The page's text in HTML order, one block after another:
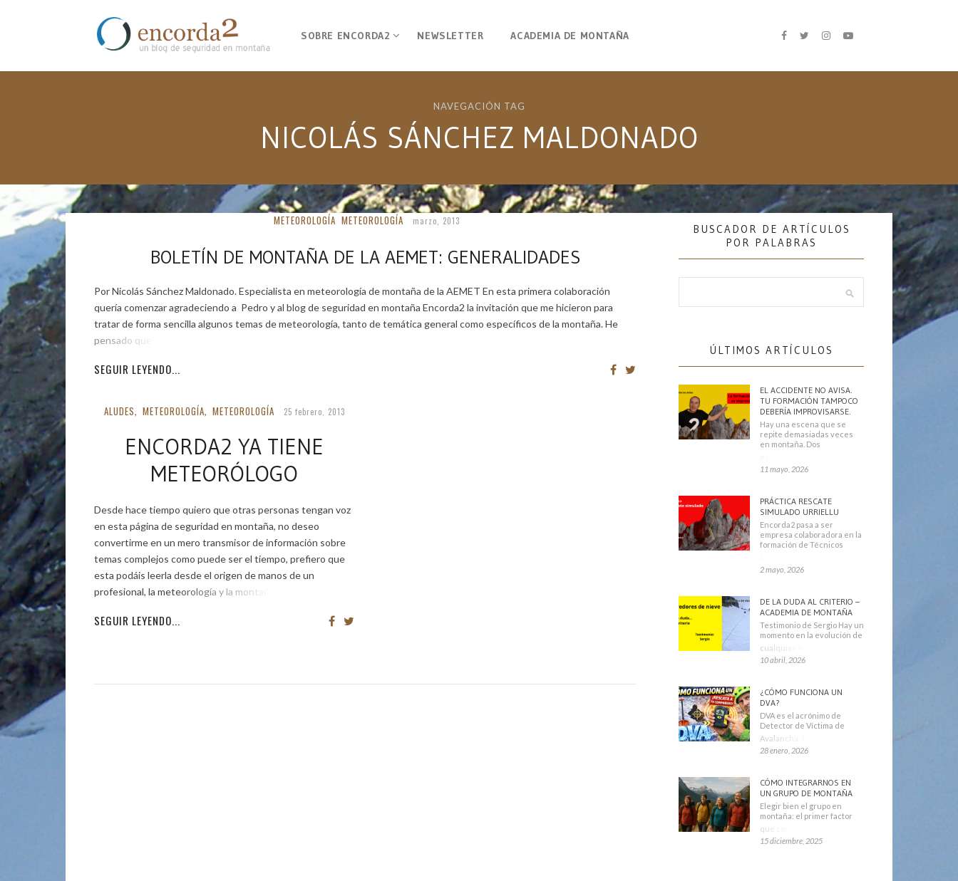
SOBRE ENCORDA2 NEWSLETTER ACADEMIA DE MONTAÑA
NAVEGACIÓN TAG
NICOLÁS SÁNCHEZ MALDONADO
METEOROLOGÍA METEOROLOGÍA marzo, 2013
BOLETÍN DE MONTAÑA DE LA AEMET: GENERALIDADES
Por Nicolás Sánchez Maldonado. Especialista en meteorología de montaña de la AEMET En esta primera colaboración
quería comenzar agradeciendo a Pedro y al blog de seguridad en montaña Encorda2 la invitación que me hicieron para
tratar de forma sencilla algunos temas de meteorología, tanto de temática general como específicos de la montaña. He
pensado que para […]
SEGUIR LEYENDO...
ALUDES, METEOROLOGÍA, METEOROLOGÍA 25 febrero, 2013
ENCORDA2 YA TIENE
METEORÓLOGO
Desde hace tiempo quiero que otras personas tengan voz
en esta página de seguridad en montaña, no deseo
convertirme en un mero transmisor de información sobre
temas complejos como puede ser el tiempo, prefiero que
esta podáis leerla desde el origen de manos de un
profesional, la meteorología y la montaña están
SEGUIR LEYENDO...
BUSCADOR DE ARTÍCULOS
POR PALABRAS
ÚLTIMOS ARTÍCULOS
EL ACCIDENTE NO AVISA.
TU FORMACIÓN TAMPOCO
DEBERÍA IMPROVISARSE.
Hay una escena que se
repite demasiadas veces
en montaña. Dos
11 mayo, 2026
PRÁCTICA RESCATE
SIMULADO URRIELLU
Encorda2 pasa a ser
empresa colaboradora en la
formación de Técnicos
2 mayo, 2026
DE LA DUDA AL CRITERIO –
ACADEMIA DE MONTAÑA
Testimonio de Sergio Hay un
momento en la evolución de
cualquier montañero
10 abril, 2026
¿CÓMO FUNCIONA UN
DVA?
DVA es el acrónimo de
Detector de Víctima de
Avalancha. También se
28 enero, 2026
CÓMO INTEGRARNOS EN
UN GRUPO DE MONTAÑA
Elegir bien el grupo en
montaña: el primer factor
que condiciona tu
15 diciembre, 2025